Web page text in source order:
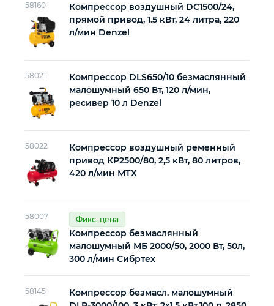
58160
Компрессор воздушный DC1500/24,
прямой привод, 1.5 кВт, 24 литра, 220
л/мин Denzel
58021
Компрессор DLS650/10 безмаслянный
малошумный 650 Вт, 120 л/мин,
ресивер 10 л Denzel
58022
Компрессор воздушный ременный
привод КР2500/80, 2,5 кВт, 80 литров,
420 л/мин МТХ
58007 Фикс. цена
Компрессор безмаслянный
малошумный МБ 2000/50, 2000 Вт, 50л,
300 л/мин Сибртех
58145
Компрессор безмасл. малошумный